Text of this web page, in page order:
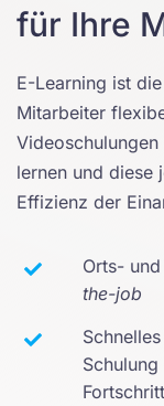
für Ihre
E-Learning ist
Mitarbeiter
lernen und diese
Effizienz der
Orts-
the-job